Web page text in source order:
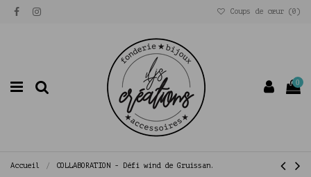
Coups de cœur (0)
0
Accueil COLLABORATION - Défi wind de Gruissan.